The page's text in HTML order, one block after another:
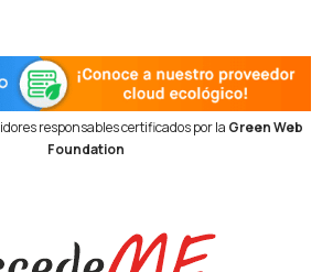
responsables certificados por la Green Web
Foundation